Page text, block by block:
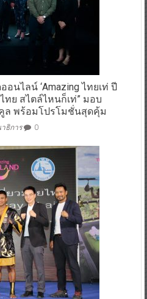
นไลน์ ‘Amazing ไทยเท่ ปี
ทย สไตล์ไหนก็เท่” มอบ
ล พร้อมโปรโมชั่นสุดคุ้ม
ธิการ 0